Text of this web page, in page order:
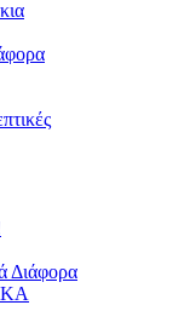
Διάφορα